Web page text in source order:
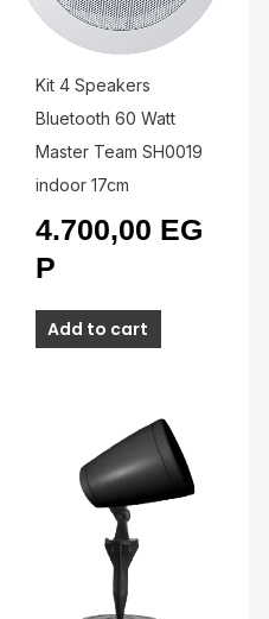
Kit 4 Speakers
Bluetooth 60 Watt
Master Team SH0019
indoor 17cm
4.700,00 EG
P
Add to cart